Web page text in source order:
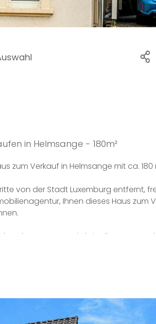
in Helmsange - 180m²
zum Verkauf in Helmsange mit ca. 180
von der Stadt Luxemburg entfernt,
Ihnen dieses Haus zum
von 4,45 Ar wird Sie dieses Haus,
steht, schon beim Betreten mit seinen
zu gelangen, nehmen Sie eine
Ebene befindet sich ein schönes